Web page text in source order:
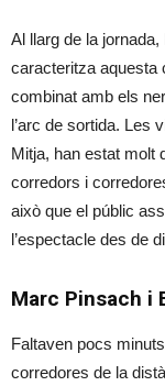
Al llarg de la
caracteritza aquesta
combinat amb els
l’arc de sortida. Les
Mitja, han estat molt
corredors i
això que el públic
l’espectacle des de
Marc Pinsach i
Faltaven pocs
corredores de la